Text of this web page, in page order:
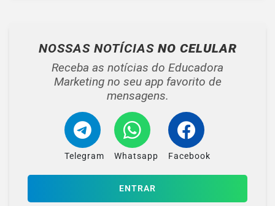
NOSSAS NOTÍCIAS NO CELULAR
Receba as notícias do Educadora
Marketing no seu app favorito de
mensagens.
Telegram Whatsapp Facebook
ENTRAR